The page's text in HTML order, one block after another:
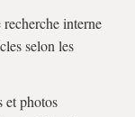
interne
selon les
et photos